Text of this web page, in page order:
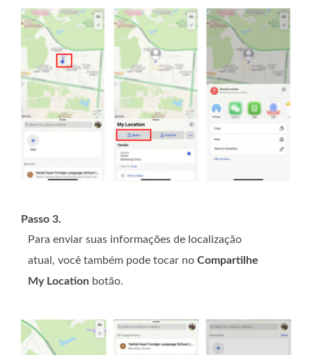
Passo 3.
Para enviar suas informações de localização
atual, você também pode tocar no Compartilhe
My Location botão.